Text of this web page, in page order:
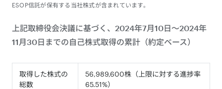
ESOP信託が保有する当社株式が含まれています。
上記取締役会決議に基づく、2024年7月10日～2024年
11月30日までの自己株式取得の累計（約定ベース）
取得した株式の
総数
56,989,600株（上限に対する進捗率
65.51%）